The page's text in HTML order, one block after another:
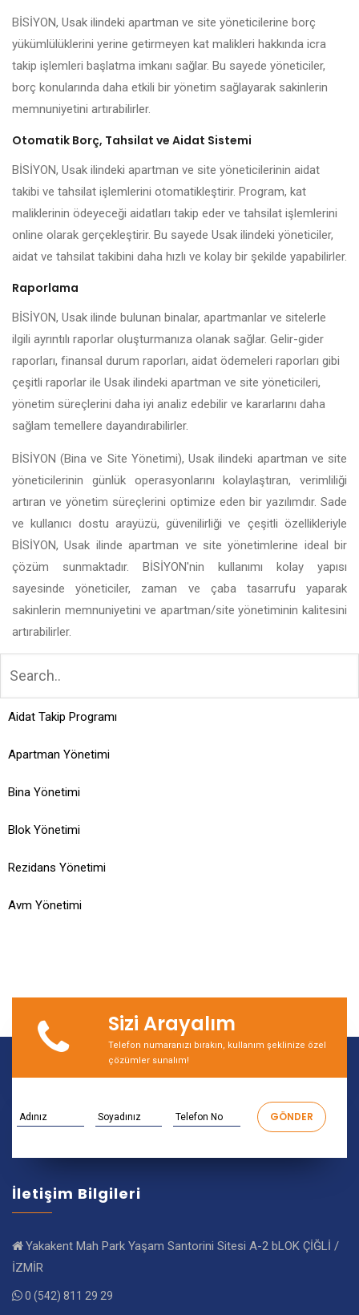
BİSİYON, Usak ilindeki apartman ve site yöneticilerine borç
yükümlülüklerini yerine getirmeyen kat malikleri hakkında icra
takip işlemleri başlatma imkanı sağlar. Bu sayede yöneticiler,
borç konularında daha etkili bir yönetim sağlayarak sakinlerin
memnuniyetini artırabilirler.
Otomatik Borç, Tahsilat ve Aidat Sistemi
BİSİYON, Usak ilindeki apartman ve site yöneticilerinin aidat
takibi ve tahsilat işlemlerini otomatikleştirir. Program, kat
maliklerinin ödeyeceği aidatları takip eder ve tahsilat işlemlerini
online olarak gerçekleştirir. Bu sayede Usak ilindeki yöneticiler,
aidat ve tahsilat takibini daha hızlı ve kolay bir şekilde yapabilirler.
Raporlama
BİSİYON, Usak ilinde bulunan binalar, apartmanlar ve sitelerle
ilgili ayrıntılı raporlar oluşturmanıza olanak sağlar. Gelir-gider
raporları, finansal durum raporları, aidat ödemeleri raporları gibi
çeşitli raporlar ile Usak ilindeki apartman ve site yöneticileri,
yönetim süreçlerini daha iyi analiz edebilir ve kararlarını daha
sağlam temellere dayandırabilirler.
BİSİYON (Bina ve Site Yönetimi), Usak ilindeki apartman ve site
yöneticilerinin günlük operasyonlarını kolaylaştıran, verimliliği
artıran ve yönetim süreçlerini optimize eden bir yazılımdır. Sade
ve kullanıcı dostu arayüzü, güvenilirliği ve çeşitli özellikleriyle
BİSİYON, Usak ilinde apartman ve site yönetimlerine ideal bir
çözüm sunmaktadır. BİSİYON'nin kullanımı kolay yapısı
sayesinde yöneticiler, zaman ve çaba tasarrufu yaparak
sakinlerin memnuniyetini ve apartman/site yönetiminin kalitesini
artırabilirler.
Aidat Takip Programı
Apartman Yönetimi
Bina Yönetimi
Blok Yönetimi
Rezidans Yönetimi
Avm Yönetimi
Sizi Arayalım
Telefon numaranızı bırakın, kullanım şeklinize özel
çözümler sunalım!
İletişim Bilgileri
Yakakent Mah Park Yaşam Santorini Sitesi A-2 bLOK ÇİĞLİ /
İZMİR
0 (542) 811 29 29